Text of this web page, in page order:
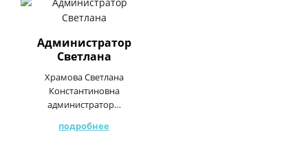
Администратор
Светлана
Храмова Светлана
Константиновна
администратор…
подробнее